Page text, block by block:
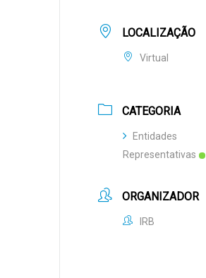
LOCALIZAÇÃO
Virtual
CATEGORIA
Entidades
Representativas
ORGANIZADOR
IRB